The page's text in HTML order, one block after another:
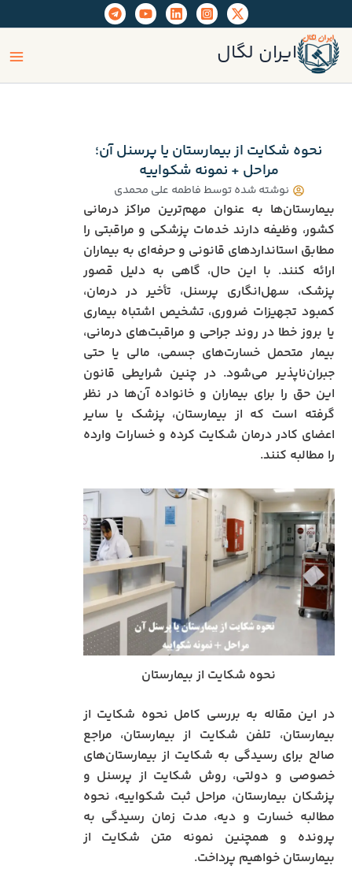
به
محتوا
ایران لگال
نحوه شکایت از بیمارستان یا پرسنل آن؛
مراحل + نمونه شکواییه
نوشته شده توسطفاطمه علی محمدی
بیمارستان‌ها به عنوان مهم‌ترین مراکز درمانی
کشور، وظیفه دارند خدمات پزشکی و مراقبتی را
مطابق استانداردهای قانونی و حرفه‌ای به بیماران
ارائه کنند. با این حال، گاهی به دلیل قصور
پزشک، سهل‌انگاری پرسنل، تأخیر در درمان،
کمبود تجهیزات ضروری، تشخیص اشتباه بیماری
یا بروز خطا در روند جراحی و مراقبت‌های درمانی،
بیمار متحمل خسارت‌های جسمی، مالی یا حتی
جبران‌ناپذیر می‌شود. در چنین شرایطی قانون
این حق را برای بیماران و خانواده آن‌ها در نظر
گرفته است که از بیمارستان، پزشک یا سایر
اعضای کادر درمان شکایت کرده و خسارات وارده
را مطالبه کنند.
نحوه شکایت از بیمارستان
در این مقاله به بررسی کامل نحوه شکایت از
بیمارستان، تلفن شکایت از بیمارستان، مراجع
صالح برای رسیدگی به شکایت از بیمارستان‌های
خصوصی و دولتی، روش شکایت از پرسنل و
پزشکان بیمارستان، مراحل ثبت شکواییه، نحوه
مطالبه خسارت و دیه، مدت زمان رسیدگی به
پرونده و همچنین نمونه متن شکایت از
بیمارستان خواهیم پرداخت.